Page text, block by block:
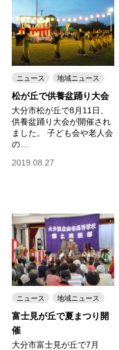
ニュース 地域ニュース
松が丘で供養盆踊り大会
大分市松が丘で8月11日、
供養盆踊り大会が開催され
ました。 子ども会や老人会
の…
2019.08.27
ニュース 地域ニュース
富士見が丘で夏まつり開
催
大分市富士見が丘で7月